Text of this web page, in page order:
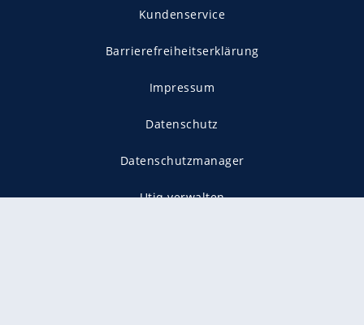
Kundenservice
Barrierefreiheitserklärung
Impressum
Datenschutz
Datenschutzmanager
Utiq verwalten